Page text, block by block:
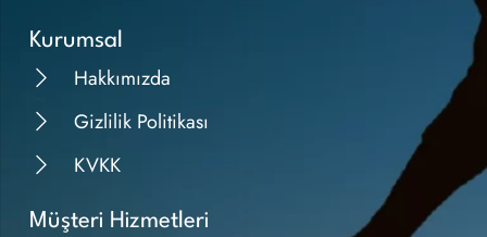
Kurumsal
Hakkımızda
Gizlilik Politikası
KVKK
Müşteri Hizmetleri